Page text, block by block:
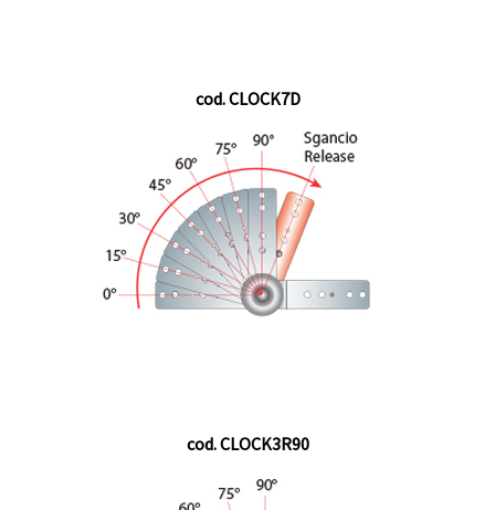
cod. CLOCK7D
cod. CLOCK3R90